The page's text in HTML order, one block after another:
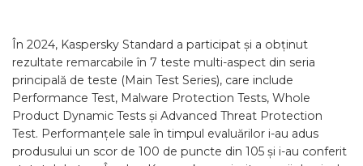
În 2024, Kaspersky Standard a participat și a obținut
rezultate remarcabile în 7 teste multi-aspect din seria
principală de teste (Main Test Series), care include
Performance Test, Malware Protection Tests, Whole
Product Dynamic Tests și Advanced Threat Protection
Test. Performanțele sale în timpul evaluărilor i-au adus
produsului un scor de 100 de puncte din 105 și i-au conferit